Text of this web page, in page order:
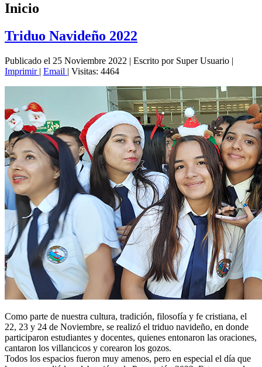
Inicio
Triduo Navideño 2022
Publicado el 25 Noviembre 2022 | Escrito por Super Usuario |
Imprimir | Email | Visitas: 4464
Como parte de nuestra cultura, tradición, filosofía y fe cristiana, el
22, 23 y 24 de Noviembre, se realizó el triduo navideño, en donde
participaron estudiantes y docentes, quienes entonaron las oraciones,
cantaron los villancicos y corearon los gozos.
Todos los espacios fueron muy amenos, pero en especial el día que